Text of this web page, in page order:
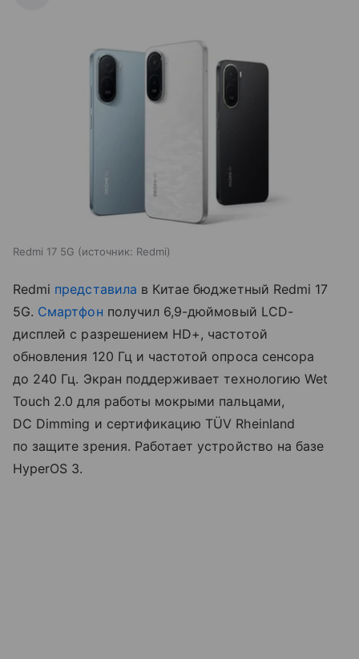
Redmi 17 5G источник: Redmi
Redmi представила в Китае бюджетный Redmi 17
5G. Смартфон получил 6,9-дюймовый LCD-
дисплей с разрешением HD+, частотой
обновления 120 Гц и частотой опроса сенсора
до 240 Гц. Экран поддерживает технологию Wet
Touch 2.0 для работы мокрыми пальцами,
DC Dimming и сертификацию TÜV Rheinland
по защите зрения. Работает устройство на базе
HyperOS 3.